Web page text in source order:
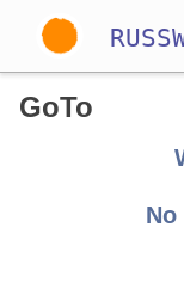
Gallery
GoTo